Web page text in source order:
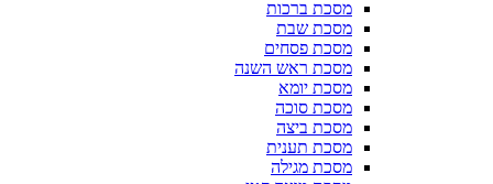
מסכת ברכות
מסכת שבת
מסכת פסחים
מסכת ראש השנה
מסכת יומא
מסכת סוכה
מסכת ביצה
מסכת תענית
מסכת מגילה